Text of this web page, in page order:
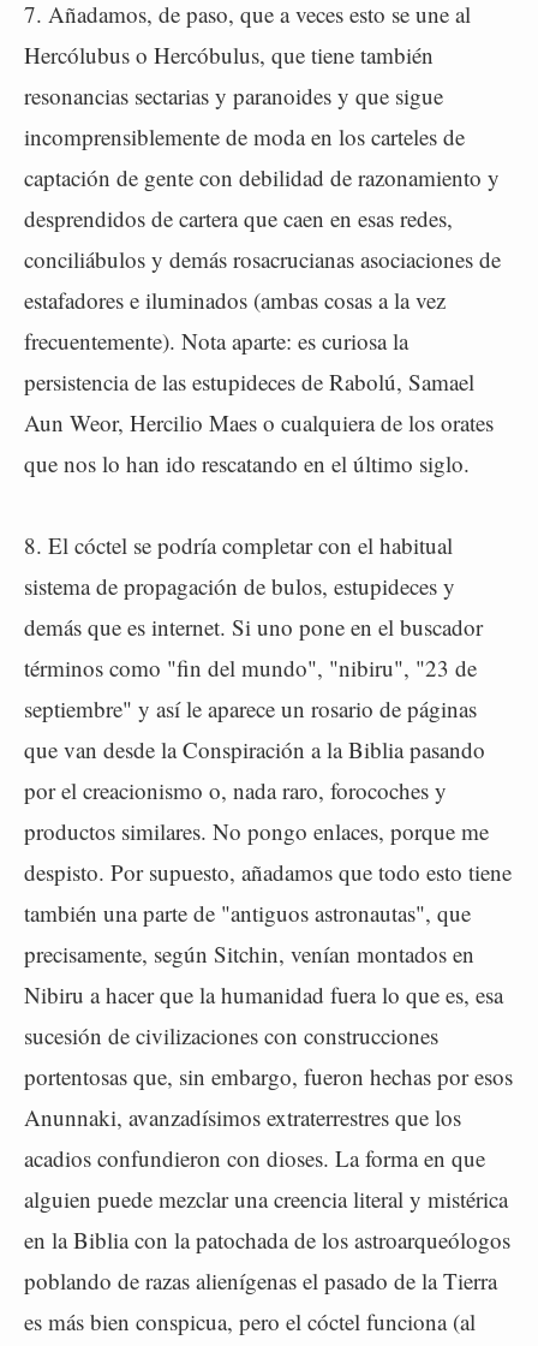
7. Añadamos, de paso, que a veces esto se une al
Hercólubus o Hercóbulus, que tiene también
resonancias sectarias y paranoides y que sigue
incomprensiblemente de moda en los carteles de
captación de gente con debilidad de razonamiento y
desprendidos de cartera que caen en esas redes,
conciliábulos y demás rosacrucianas asociaciones de
estafadores e iluminados (ambas cosas a la vez
frecuentemente). Nota aparte: es curiosa la
persistencia de las estupideces de Rabolú, Samael
Aun Weor, Hercilio Maes o cualquiera de los orates
que nos lo han ido rescatando en el último siglo.
8. El cóctel se podría completar con el habitual
sistema de propagación de bulos, estupideces y
demás que es internet. Si uno pone en el buscador
términos como "fin del mundo", "nibiru", "23 de
septiembre" y así le aparece un rosario de páginas
que van desde la Conspiración a la Biblia pasando
por el creacionismo o, nada raro, forocoches y
productos similares. No pongo enlaces, porque me
despisto. Por supuesto, añadamos que todo esto tiene
también una parte de "antiguos astronautas", que
precisamente, según Sitchin, venían montados en
Nibiru a hacer que la humanidad fuera lo que es, esa
sucesión de civilizaciones con construcciones
portentosas que, sin embargo, fueron hechas por esos
Anunnaki, avanzadísimos extraterrestres que los
acadios confundieron con dioses. La forma en que
alguien puede mezclar una creencia literal y mistérica
en la Biblia con la patochada de los astroarqueólogos
poblando de razas alienígenas el pasado de la Tierra
es más bien conspicua, pero el cóctel funciona (al